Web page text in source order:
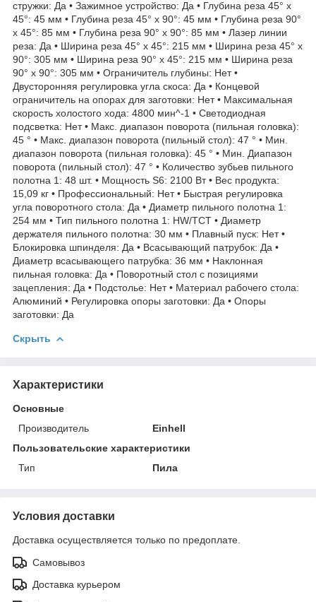
стружки: Да • Зажимное устройство: Да • Глубина реза 45° x
45°: 45 мм • Глубина реза 45° x 90°: 45 мм • Глубина реза 90°
x 45°: 85 мм • Глубина реза 90° x 90°: 85 мм • Лазер линии
реза: Да • Ширина реза 45° x 45°: 215 мм • Ширина реза 45° x
90°: 305 мм • Ширина реза 90° x 45°: 215 мм • Ширина реза
90° x 90°: 305 мм • Ограничитель глубины: Нет •
Двусторонняя регулировка угла скоса: Да • Концевой
ограничитель на опорах для заготовки: Нет • Максимальная
скорость холостого хода: 4800 мин^-1 • Светодиодная
подсветка: Нет • Макс. диапазон поворота (пильная головка):
45 ° • Макс. диапазон поворота (пильный стол): 47 ° • Мин.
диапазон поворота (пильная головка): 45 ° • Мин. Диапазон
поворота (пильный стол): 47 ° • Количество зубьев пильного
полотна 1: 48 шт. • Мощность S6: 2100 Вт • Вес продукта:
15,09 кг • Профессиональный: Нет • Быстрая регулировка
угла поворотного стола: Да • Диаметр пильного полотна 1:
254 мм • Тип пильного полотна 1: HW/TCT • Диаметр
держателя пильного полотна: 30 мм • Плавный пуск: Нет •
Блокировка шпинделя: Да • Всасывающий патрубок: Да •
Диаметр всасывающего патрубка: 36 мм • Наклонная
пильная головка: Да • Поворотный стол с позициями
зацепления: Да • Подстолье: Нет • Материал рабочего стола:
Алюминий • Регулировка опоры заготовки: Да • Опоры
заготовки: Да
Скрыть
Характеристики
Основные
Производитель
Einhell
Пользовательские характеристики
Тип
Пила
Условия доставки
Доставка осуществляется только по предоплате.
Самовывоз
Доставка курьером